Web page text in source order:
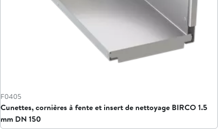
F0405
Cunettes, cornières à fente et insert de nettoyage BIRCO 1.5
mm DN 150